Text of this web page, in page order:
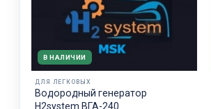
В НАЛИЧИИ
ДЛЯ ЛЕГКОВЫХ
Водородный генератор
H2system ВГА-240